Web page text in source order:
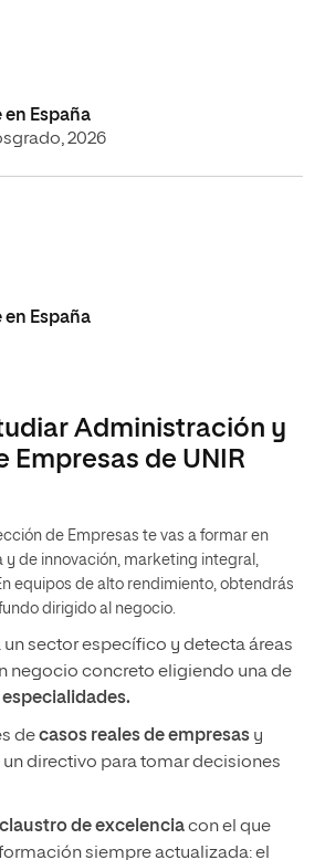
en España
2026
en España
Administración y
Empresas de UNIR
de Empresas te vas a formar en
de innovación, marketing integral,
equipos de alto rendimiento, obtendrás
dirigido al negocio.
sector específico y detecta áreas
negocio concreto eligiendo una de
especialidades.
decasos reales de empresas y
un directivo para tomar decisiones
claustro de excelenciacon el que
siempre actualizada: el